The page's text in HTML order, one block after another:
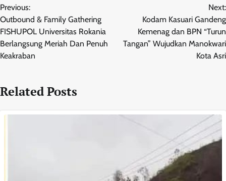
pos
Previous:
Outbound & Family Gathering
FISHUPOL Universitas Rokania
Berlangsung Meriah Dan Penuh
Keakraban
Next:
Kodam Kasuari Gandeng
Kemenag dan BPN “Turun
Tangan” Wujudkan Manokwari
Kota Asri
Related Posts